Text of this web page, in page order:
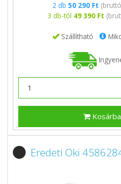
2 db 50 290 Ft
3 db-tól 49 390 Ft
Szállítható
Eredeti Oki